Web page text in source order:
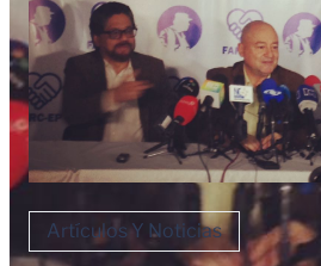
Artículos Y Noticias